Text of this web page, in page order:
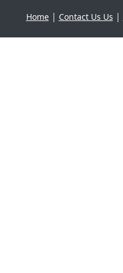
Home| Contact Us Us |